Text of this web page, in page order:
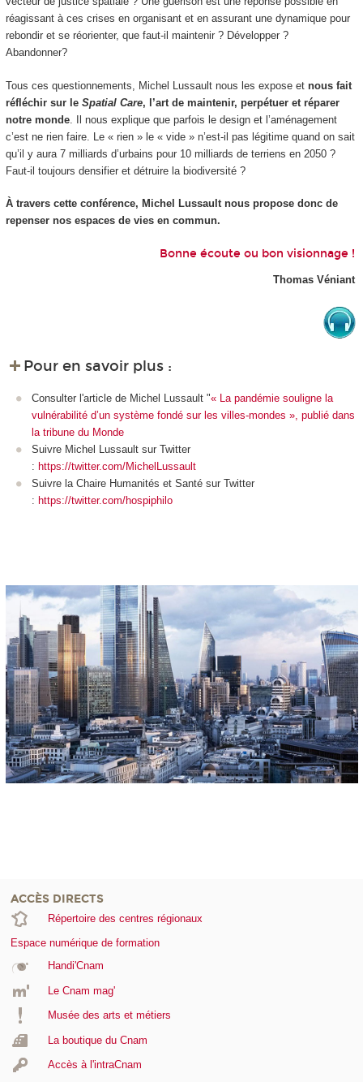
réagissant à ces crises en organisant et en assurant une dynamique pour
rebondir et se réorienter, que faut-il maintenir ? Développer ?
Abandonner?
Tous ces questionnements, Michel Lussault nous les expose et nous fait
réfléchir sur le Spatial Care, l’art de maintenir, perpétuer et réparer
notre monde. Il nous explique que parfois le design et l’aménagement
c’est ne rien faire. Le « rien » le « vide » n’est-il pas légitime quand on sait
qu’il y aura 7 milliards d’urbains pour 10 milliards de terriens en 2050 ?
Faut-il toujours densifier et détruire la biodiversité ?
À travers cette conférence, Michel Lussault nous propose donc de
repenser nos espaces de vies en commun.
Bonne écoute ou bon visionnage !
Thomas Véniant
Pour en savoir plus :
Consulter l'article de Michel Lussault "« La pandémie souligne la
vulnérabilité d’un système fondé sur les villes-mondes », publié dans
la tribune du Monde
Suivre Michel Lussault sur Twitter
: https://twitter.com/MichelLussault
Suivre la Chaire Humanités et Santé sur Twitter
: https://twitter.com/hospiphilo
ACCÈS DIRECTS
Répertoire des centres régionaux
Espace numérique de formation
Handi'Cnam
Le Cnam mag'
Musée des arts et métiers
La boutique du Cnam
Accès à l'intraCnam